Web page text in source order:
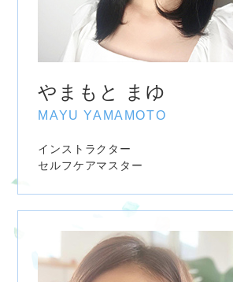
やまもと まゆ
MAYU YAMAMOTO
インストラクター
セルフケアマスター